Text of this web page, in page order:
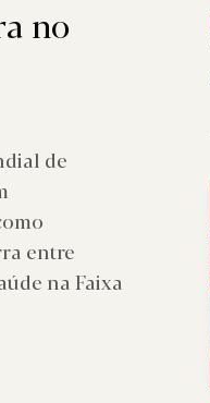
no
de
entre
na Faixa